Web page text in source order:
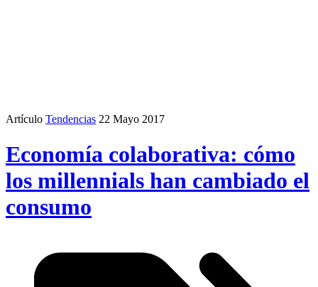
Artículo Tendencias 22 Mayo 2017
Economía colaborativa: cómo
los millennials han cambiado el
consumo